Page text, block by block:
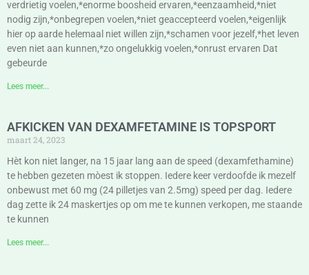
verdrietig voelen,*enorme boosheid ervaren,*eenzaamheid,*niet
nodig zijn,*onbegrepen voelen,*niet geaccepteerd voelen,*eigenlijk
hier op aarde helemaal niet willen zijn,*schamen voor jezelf,*het leven
even niet aan kunnen,*zo ongelukkig voelen,*onrust ervaren Dat
gebeurde
Lees meer...
AFKICKEN VAN DEXAMFETAMINE IS TOPSPORT
maart 24, 2023
Hèt kon niet langer, na 15 jaar lang aan de speed (dexamfethamine)
te hebben gezeten mòest ik stoppen. Iedere keer verdoofde ik mezelf
onbewust met 60 mg (24 pilletjes van 2.5mg) speed per dag. Iedere
dag zette ik 24 maskertjes op om me te kunnen verkopen, me staande
te kunnen
Lees meer...